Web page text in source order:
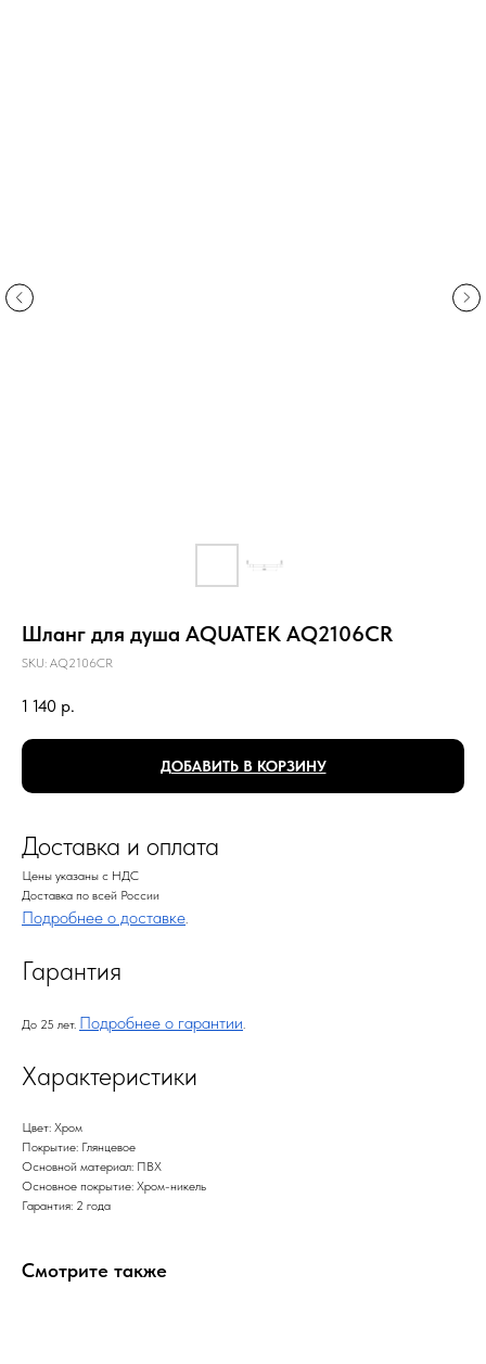
Шланг для душа AQUATEK AQ2106CR
SKU: AQ2106CR
1 140 р.
ДОБАВИТЬ В КОРЗИНУ
Доставка и оплата
Цены указаны с НДС
Доставка по всей России
Подробнее о доставке.
Гарантия
До 25 лет. Подробнее о гарантии.
Характеристики
Цвет: Хром
Покрытие: Глянцевое
Основной материал: ПВХ
Основное покрытие: Хром-никель
Гарантия: 2 года
Смотрите также